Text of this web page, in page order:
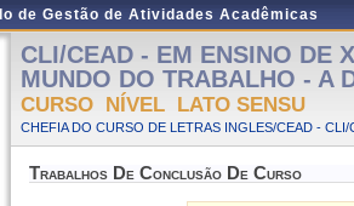
de Gestão de Atividades Acadêmicas
CLI/CEAD - EM ENSINO DE
MUNDO DO TRABALHO - A
CURSO NÍVEL LATO SENSU
CHEFIA DO CURSO DE LETRAS INGLES/CEAD - CLI/
Trabalhos De Conclusão De Curso